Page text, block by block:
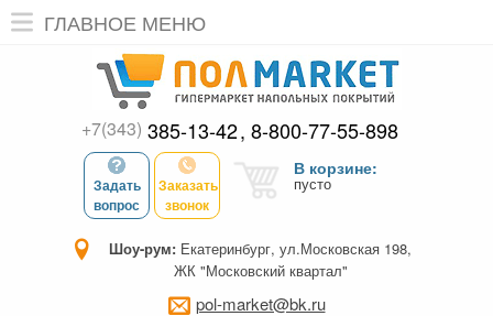
ГЛАВНОЕ МЕНЮ
+7(343) 385-13-42 8-800-77-55-898
Задать
вопрос
Заказать
звонок
В корзине:
пусто
Шоу-рум: Екатеринбург, ул.Московская 198,
ЖК "Московский квартал"
pol-market@bk.ru